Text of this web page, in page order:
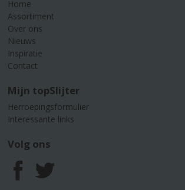
Home
Assortiment
Over ons
Nieuws
Inspiratie
Contact
Mijn topSlijter
Herroepingsformulier
Interessante links
Volg ons
F
T